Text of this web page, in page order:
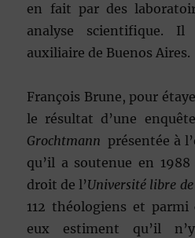
en fait par des
analyse scientifique.
auxiliaire de Buenos Aires.
François Brune, pour
le résultat d’une
Grochtmann présentée à
qu’il a soutenue en
droit de l’Université libre
112 théologiens et
eux estiment qu’il